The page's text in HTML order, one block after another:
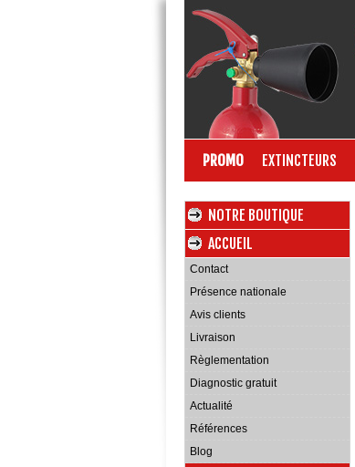
PROMO EXTINCTEURS
NOTRE BOUTIQUE
ACCUEIL
Contact
Présence nationale
Avis clients
Livraison
Règlementation
Diagnostic gratuit
Actualité
Références
Blog